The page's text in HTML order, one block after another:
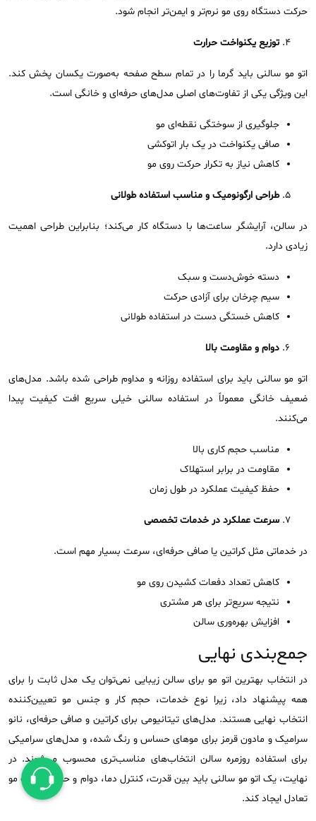
حرکت دستگاه روی مو نرم‌تر و ایمن‌تر انجام شود.
توزیع یکنواخت حرارت
اتو مو سالنی باید گرما را در تمام سطح صفحه به‌صورت یکسان پخش کند.
این ویژگی یکی از تفاوت‌های اصلی مدل‌های حرفه‌ای و خانگی است.
جلوگیری از سوختگی نقطه‌ای مو
صافی یکنواخت در یک بار اتوکشی
کاهش نیاز به تکرار حرکت روی مو
طراحی ارگونومیک و مناسب استفاده طولانی
در سالن، آرایشگر ساعت‌ها با دستگاه کار می‌کند؛ بنابراین طراحی اهمیت
زیادی دارد.
دسته خوش‌دست و سبک
سیم چرخان برای آزادی حرکت
کاهش خستگی دست در استفاده طولانی
دوام و مقاومت بالا
اتو مو سالنی باید برای استفاده روزانه و مداوم طراحی شده باشد. مدل‌های
ضعیف خانگی معمولاً در استفاده سالنی خیلی سریع افت کیفیت پیدا
می‌کنند.
مناسب حجم کاری بالا
مقاومت در برابر استهلاک
حفظ کیفیت عملکرد در طول زمان
سرعت عملکرد در خدمات تخصصی
در خدماتی مثل کراتین یا صافی حرفه‌ای، سرعت بسیار مهم است.
کاهش تعداد دفعات کشیدن روی مو
نتیجه سریع‌تر برای هر مشتری
افزایش بهره‌وری سالن
جمع‌بندی نهایی
در انتخاب بهترین اتو مو برای سالن زیبایی نمی‌توان یک مدل ثابت را برای
همه پیشنهاد داد، زیرا نوع خدمات، حجم کار و جنس مو تعیین‌کننده
انتخاب نهایی هستند. مدل‌های تیتانیومی برای کراتین و صافی حرفه‌ای، نانو
سرامیک و مادون قرمز برای موهای حساس و رنگ ‌شده، و مدل‌های سرامیکی
برای استفاده روزمره سالن انتخاب‌های مناسب‌تری محسوب می‌شوند. در
نهایت، یک اتو مو سالنی باید بین قدرت، کنترل دما، دوام و حفظ سلامت مو
تعادل ایجاد کند.